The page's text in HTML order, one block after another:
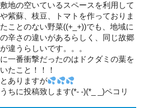
地の空いているスペースを利用して
紫蘇、枝豆、トマトを作っておりま
ことのない野菜((+_+))でも、地域に
辛さの違いがあるらしく、同じ故郷
違うらしいです。。。
一番衝撃だったのはドクダミの葉を
たこと！！！
ありますが
ちに投稿致します(*- -)(*_ _)ペコリ